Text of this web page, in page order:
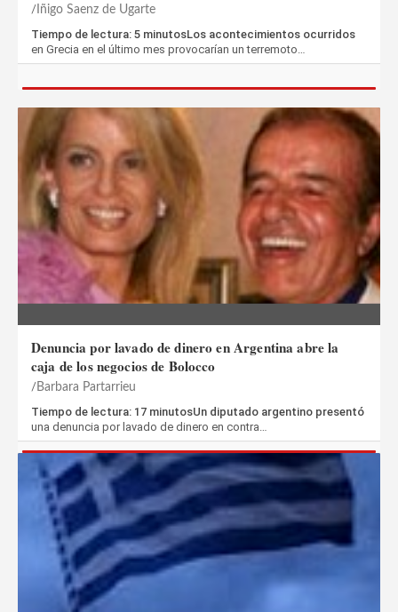
Iñigo Saenz de Ugarte
Tiempo de lectura: 5 minutosLos acontecimientos ocurridos
en Grecia en el último mes provocarían un terremoto…
Denuncia por lavado de dinero en Argentina abre la
caja de los negocios de Bolocco
Barbara Partarrieu
Tiempo de lectura: 17 minutosUn diputado argentino presentó
una denuncia por lavado de dinero en contra…